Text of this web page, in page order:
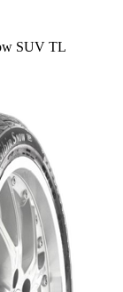
SUV TL